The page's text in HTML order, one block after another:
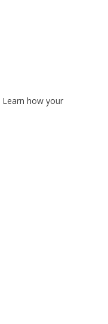
Learn how your